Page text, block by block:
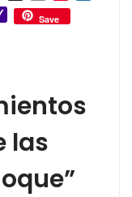
Mail
Yahoo
Mail
Save
las